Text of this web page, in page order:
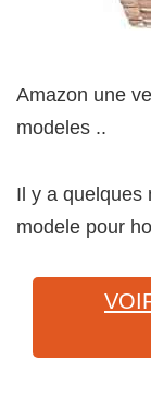
Amazon une
modeles ..
Il y a quelques
modele pour